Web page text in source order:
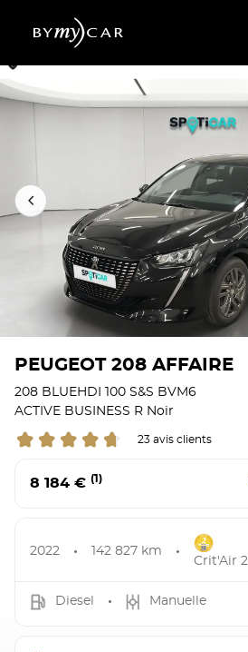
PEUGEOT 208 AFFAIRE
208 BLUEHDI 100 S&S BVM6
ACTIVE BUSINESS R Noir
23 avis clients
8 184 € (1)
2022 142 827 km
Crit'Air 2
Diesel Manuelle